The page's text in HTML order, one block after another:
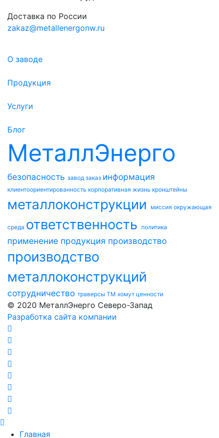
Доставка по России
zakaz@metallenergonw.ru
О заводе
Продукция
Услуги
Блог
МеталлЭнерго
безопасность завод заказ информация
клиентоориентированность корпоративная жизнь кронштейны
металлоконструкции миссия окружающая
среда ответственность политика
применение продукция производство
производство
металлоконструкций
сотрудничество траверсы ТМ хомут ценности
© 2020 МеталлЭнерго Северо-Запад
Разработка сайта компании
Главная